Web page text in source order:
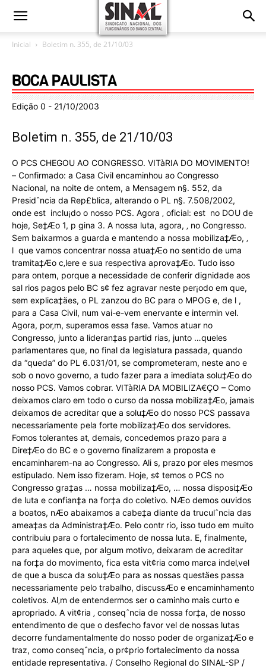
Inicial Boletim n. 355, de 21/10/03
Edição 0 - 21/10/2003
Boletim n. 355, de 21/10/03
O PCS CHEGOU AO CONGRESSO. VITàRIA DO MOVIMENTO!
– Confirmado: a Casa Civil encaminhou ao Congresso
Nacional, na noite de ontem, a Mensagem n§. 552, da
Presidˆncia da Rep£blica, alterando o PL n§. 7.508/2002,
onde est inclu¡do o nosso PCS. Agora ‚ oficial: est no DOU de
hoje, Se‡Æo 1, p gina 3. A nossa luta, agora, ‚ no Congresso.
Sem baixarmos a guarda e mantendo a nossa mobiliza‡Æo, ‚
l que vamos concentrar nossa atua‡Æo no sentido de uma
tramita‡Æo c‚lere e sua respectiva aprova‡Æo. Tudo isso
para ontem, porque a necessidade de conferir dignidade aos
sal rios pagos pelo BC s¢ fez agravar neste per¡odo em que,
sem explica‡äes, o PL zanzou do BC para o MPOG e, de l ,
para a Casa Civil, num vai-e-vem enervante e intermin vel.
Agora, por‚m, superamos essa fase. Vamos atuar no
Congresso, junto a lideran‡as partid rias, junto …queles
parlamentares que, no final da legislatura passada, quando
da “queda” do PL 6.031/01, se comprometeram, neste ano e
sob o novo governo, a tudo fazer para a imediata solu‡Æo do
nosso PCS. Vamos cobrar. VITàRIA DA MOBILIZA€ÇO – Como
deixamos claro em todo o curso da nossa mobiliza‡Æo, jamais
deixamos de acreditar que a solu‡Æo do nosso PCS passava
necessariamente pela forte mobiliza‡Æo dos servidores.
Fomos tolerantes at‚ demais, concedemos prazo para a
Dire‡Æo do BC e o governo finalizarem a proposta e
encaminharem-na ao Congresso. Ali s, prazo por eles mesmos
estipulado. Nem isso fizeram. Hoje, s¢ temos o PCS no
Congresso gra‡as … nossa mobiliza‡Æo, … nossa disposi‡Æo
de luta e confian‡a na for‡a do coletivo. NÆo demos ouvidos
a boatos, nÆo abaixamos a cabe‡a diante da truculˆncia das
amea‡as da Administra‡Æo. Pelo contr rio, isso tudo em muito
contribuiu para o fortalecimento de nossa luta. E, finalmente,
para aqueles que, por algum motivo, deixaram de acreditar
na for‡a do movimento, fica esta vit¢ria como marca indel‚vel
de que a busca da solu‡Æo para as nossas questäes passa
necessariamente pelo trabalho, discussÆo e encaminhamento
coletivos. Al‚m de entendermos ser o caminho mais curto e
apropriado. A vit¢ria ‚ conseqˆncia de nossa for‡a, de nosso
entendimento de que o desfecho favor vel de nossas lutas
decorre fundamentalmente do nosso poder de organiza‡Æo e
traz, como conseqˆncia, o pr¢prio fortalecimento da nossa
entidade representativa. / Conselho Regional do SINAL-SP /